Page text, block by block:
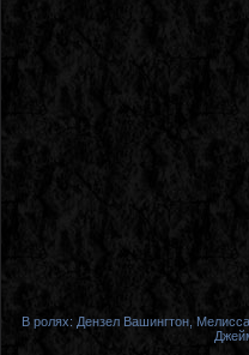
В ролях: Дензел Вашингтон,